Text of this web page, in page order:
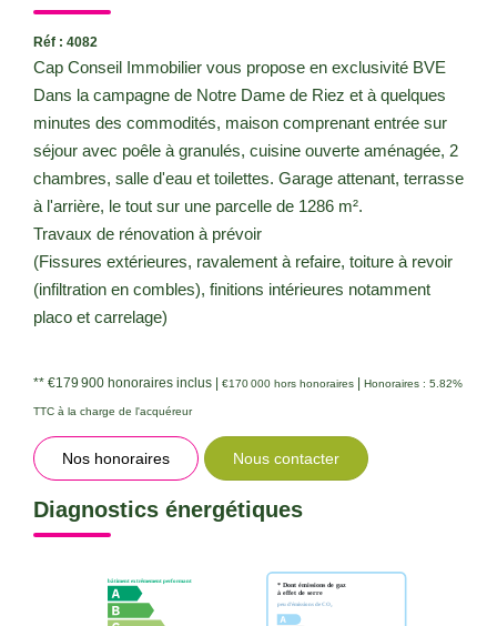
Réf : 4082
Cap Conseil Immobilier vous propose en exclusivité BVE
Dans la campagne de Notre Dame de Riez et à quelques
minutes des commodités, maison comprenant entrée sur
séjour avec poêle à granulés, cuisine ouverte aménagée, 2
chambres, salle d'eau et toilettes. Garage attenant, terrasse
à l'arrière, le tout sur une parcelle de 1286 m².
Travaux de rénovation à prévoir
(Fissures extérieures, ravalement à refaire, toiture à revoir
(infiltration en combles), finitions intérieures notamment
placo et carrelage)
** €179 900 honoraires inclus | €170 000 hors honoraires | Honoraires : 5.82%
TTC à la charge de l'acquéreur
Nos honoraires Nous contacter
Diagnostics énergétiques